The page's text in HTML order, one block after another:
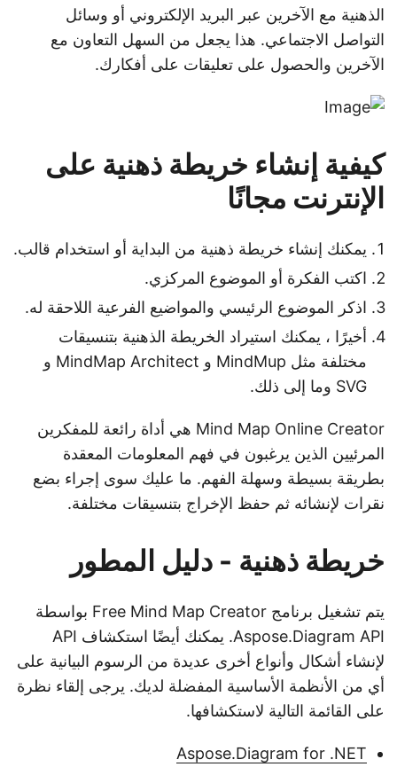
الذهنية مع الآخرين عبر البريد الإلكتروني أو وسائل
التواصل الاجتماعي. هذا يجعل من السهل التعاون مع
الآخرين والحصول على تعليقات على أفكارك.
كيفية إنشاء خريطة ذهنية على
الإنترنت مجانًا
يمكنك إنشاء خريطة ذهنية من البداية أو استخدام قالب.
اكتب الفكرة أو الموضوع المركزي.
اذكر الموضوع الرئيسي والمواضيع الفرعية اللاحقة له.
أخيرًا ، يمكنك استيراد الخريطة الذهنية بتنسيقات
مختلفة مثل MindMup و MindMap Architect و
SVG وما إلى ذلك.
Mind Map Online Creator هي أداة رائعة للمفكرين
المرئيين الذين يرغبون في فهم المعلومات المعقدة
بطريقة بسيطة وسهلة الفهم. ما عليك سوى إجراء بضع
نقرات لإنشائه ثم حفظ الإخراج بتنسيقات مختلفة.
خريطة ذهنية - دليل المطور
يتم تشغيل برنامج Free Mind Map Creator بواسطة
Aspose.Diagram API. يمكنك أيضًا استكشاف API
لإنشاء أشكال وأنواع أخرى عديدة من الرسوم البيانية على
أي من الأنظمة الأساسية المفضلة لديك. يرجى إلقاء نظرة
على القائمة التالية لاستكشافها.
Aspose.Diagram for .NET